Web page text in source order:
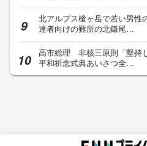
北アルプス槍ヶ岳で若い男
達者向けの難所の北鎌尾…
高市総理 非核三原則「堅持
平和祈念式典あいさつ全…